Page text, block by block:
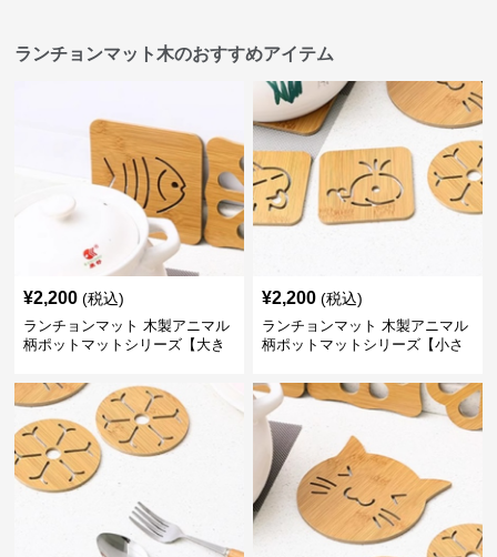
ランチョンマット木のおすすめアイテム
¥2,200 (税込)
ランチョンマット 木製アニマル
柄ポットマットシリーズ【大き
¥2,200 (税込)
ランチョンマット 木製アニマル
柄ポットマットシリーズ【小さ